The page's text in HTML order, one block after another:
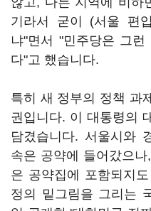
기라서 굳이 (서울 편
냐"면서 "민주당은 그
다"고 했습니다.
특히 새 정부의 정책 과
권입니다. 이 대통령의
담겼습니다. 서울시와
속은 공약에 들어갔으
은 공약집에 포함되지
정의 밑그림을 그리는